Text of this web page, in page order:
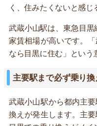
く、住みたくないと感じ
武蔵小山駅は、東急目
家賃相場が高いです。
なら目黒に住む」という
主要駅まで必ず乗り
武蔵小山駅から都内主
換えが発生します。主